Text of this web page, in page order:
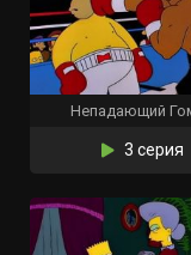
Непадающий
3 серия